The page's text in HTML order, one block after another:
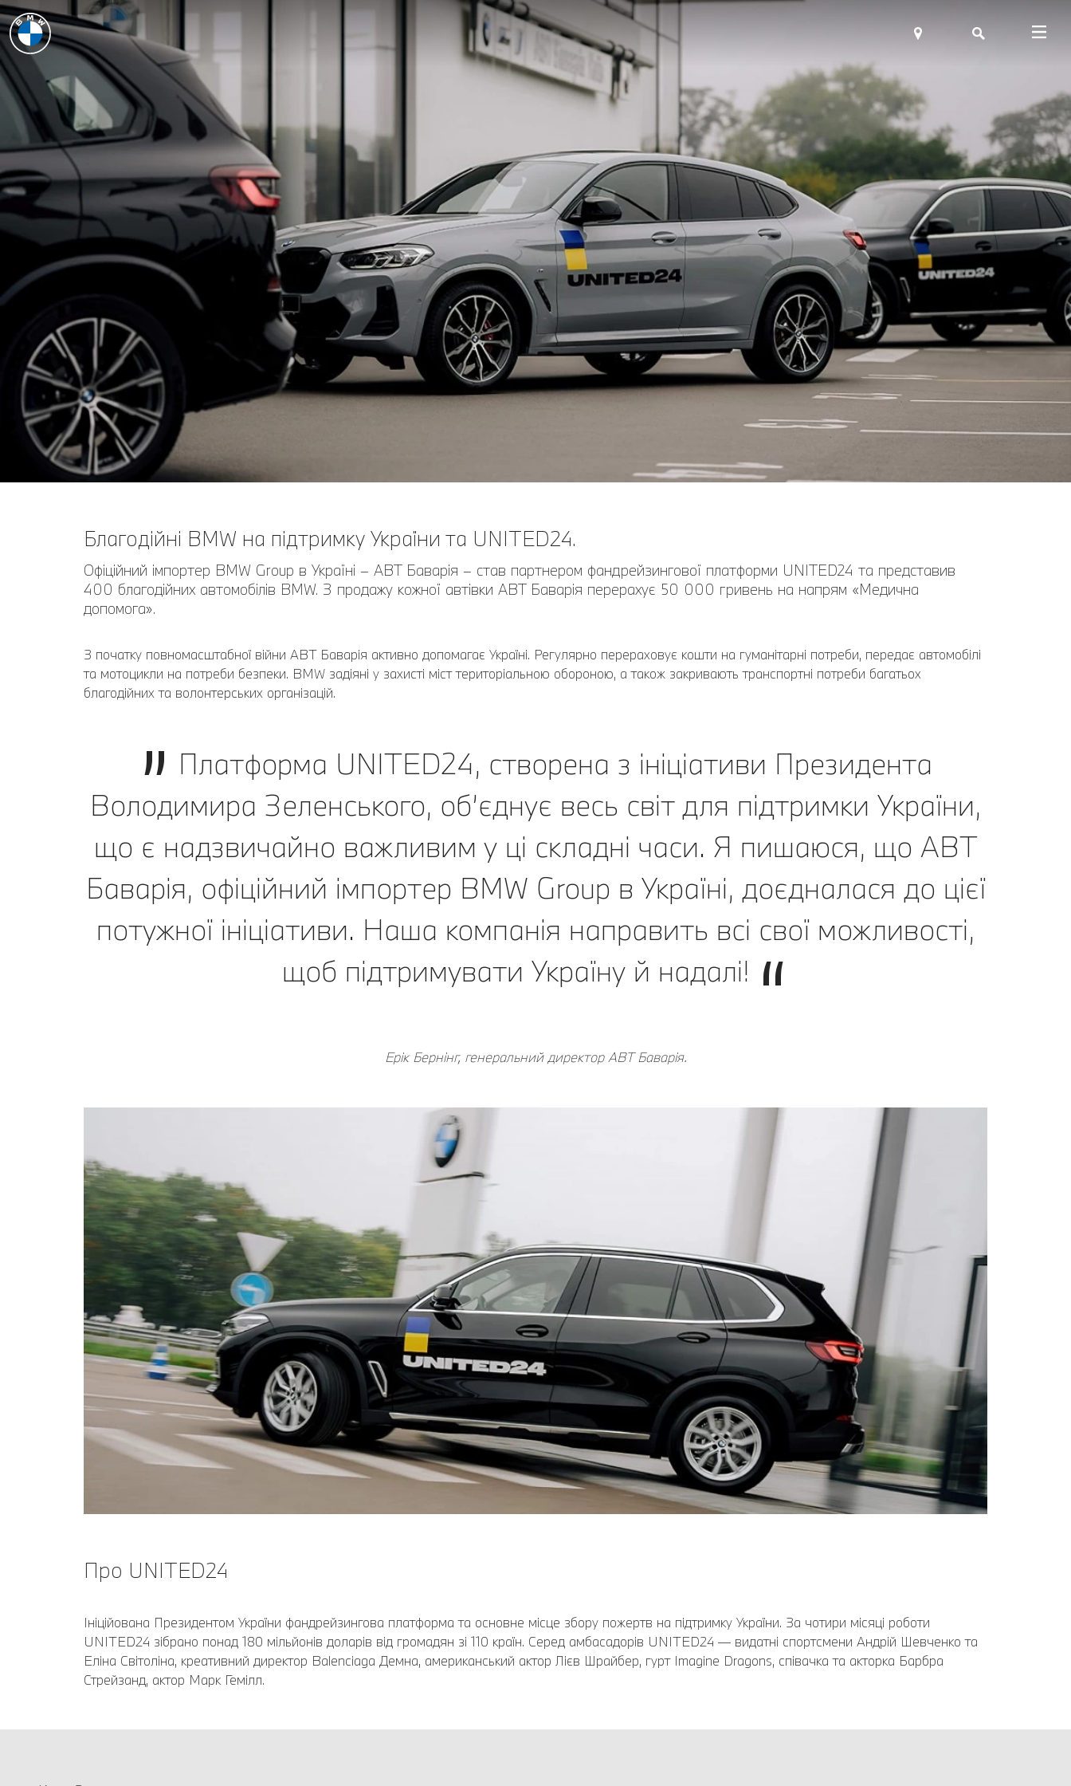
Благодійні BMW на підтримку України та UNITED24.
Офіційний імпортер BMW Group в Україні – АВТ Баварія – став партнером фандрейзингової платформи UNITED24 та представив
400 благодійних автомобілів BMW. З продажу кожної автівки АВТ Баварія перерахує 50 000 гривень на напрям «Медична
допомога».
З початку повномасштабної війни АВТ Баварія активно допомагає Україні. Регулярно перераховує кошти на гуманітарні потреби, передає автомобілі
та мотоцикли на потреби безпеки. BMW задіяні у захисті міст територіальною обороною, а також закривають транспортні потреби багатьох
благодійних та волонтерських організацій.
Платформа UNITED24, створена з ініціативи Президента
Володимира Зеленського, об’єднує весь світ для підтримки України,
що є надзвичайно важливим у ці складні часи. Я пишаюся, що АВТ
Баварія, офіційний імпортер BMW Group в Україні, доєдналася до цієї
потужної ініціативи. Наша компанія направить всі свої можливості,
щоб підтримувати Україну й надалі!
Ерік Бернінг, генеральний директор АВТ Баварія.
Про UNITED24
Ініційована Президентом України фандрейзингова платформа та основне місце збору пожертв на підтримку України. За чотири місяці роботи
UNITED24 зібрано понад 180 мільйонів доларів від громадян зі 110 країн. Серед амбасадорів UNITED24 — видатні спортсмени Андрій Шевченко та
Еліна Світоліна, креативний директор Balenciaga Демна, американський актор Лієв Шрайбер, гурт Imagine Dragons, співачка та акторка Барбра
Стрейзанд, актор Марк Гемілл.